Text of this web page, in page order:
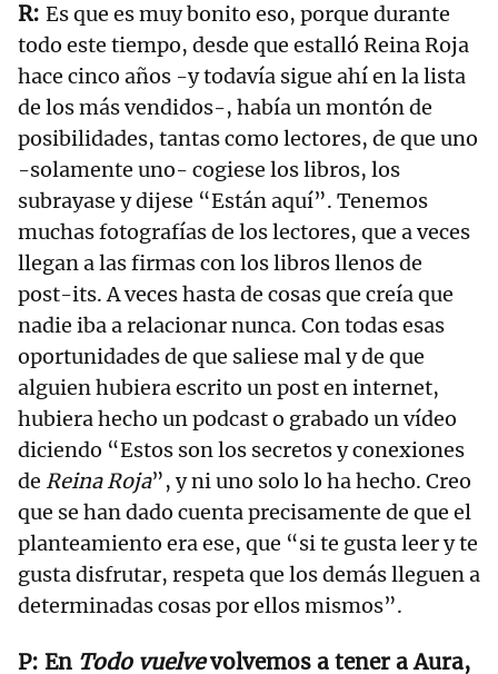
Es que es muy bonito eso, porque durante
todo este tiempo, desde que estalló Reina Roja
hace cinco años -y todavía sigue ahí en la lista
de los más vendidos-, había un montón de
posibilidades, tantas como lectores, de que uno
-solamente uno- cogiese los libros, los
subrayase y dijese “Están aquí”. Tenemos
muchas fotografías de los lectores, que a veces
llegan a las firmas con los libros llenos de
post-its. A veces hasta de cosas que creía que
nadie iba a relacionar nunca. Con todas esas
oportunidades de que saliese mal y de que
alguien hubiera escrito un post en internet,
hubiera hecho un podcast o grabado un vídeo
diciendo “Estos son los secretos y conexiones
de Reina Roja”, y ni uno solo lo ha hecho. Creo
que se han dado cuenta precisamente de que el
planteamiento era ese, que “si te gusta leer y te
gusta disfrutar, respeta que los demás lleguen a
determinadas cosas por ellos mismos”.
En Todo vuelvevolvemos a tener a Aura,